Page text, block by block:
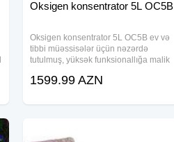
Oksigen konsentrator 5L OC5B
Oksigen konsentrator 5L OC5B ev və
tibbi müəssisələr üçün nəzərdə
tutulmuş, yüksək funksionallığa malik
xəstələrə fasiləsiz və təmiz oksigen
istifadədə
1599.99 AZN